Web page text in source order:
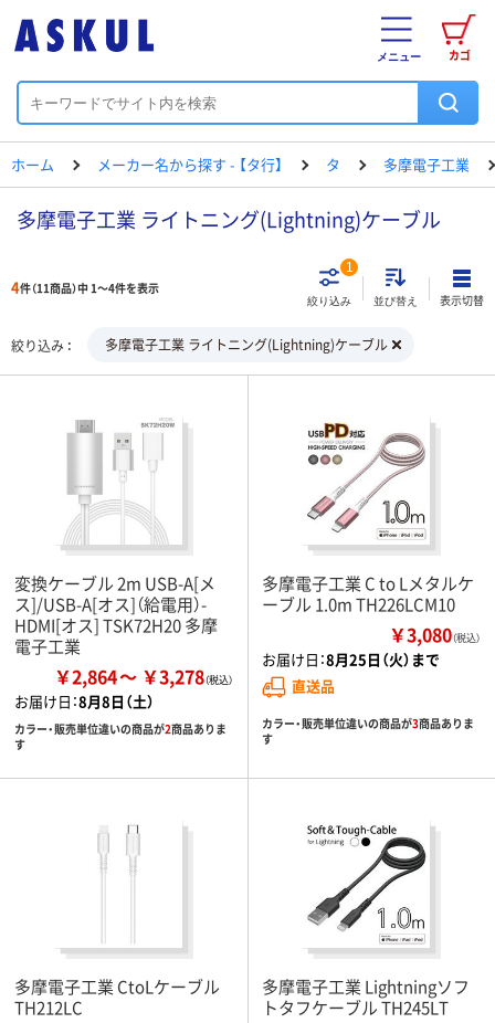
カゴ
メニュー
ホーム メーカー名から探す - 【タ行】 タ 多摩電子工業
多摩電子工業 ライトニング(Lightning)ケーブル
4件（11商品）中 1～4件を表示
絞り込み
1
並び替え 表示切替
絞り込み 多摩電子工業 ライトニング(Lightning)ケーブル
変換ケーブル 2m USB-A[メ
ス]/USB-A[オス]（給電用）-
HDMI[オス] TSK72H20 多摩
電子工業
￥2,864 ￥3,278
お届け日：8月8日（土）
カラー・販売単位違いの商品が2商品ありま
す
多摩電子工業 C to Lメタルケ
ーブル 1.0m TH226LCM10
￥3,080（税込）
お届け日：8月25日（火）まで
直送品
カラー・販売単位違いの商品が3商品ありま
す
多摩電子工業 CtoLケーブル
TH212LC
多摩電子工業 Lightningソフ
トタフケーブル TH245LT